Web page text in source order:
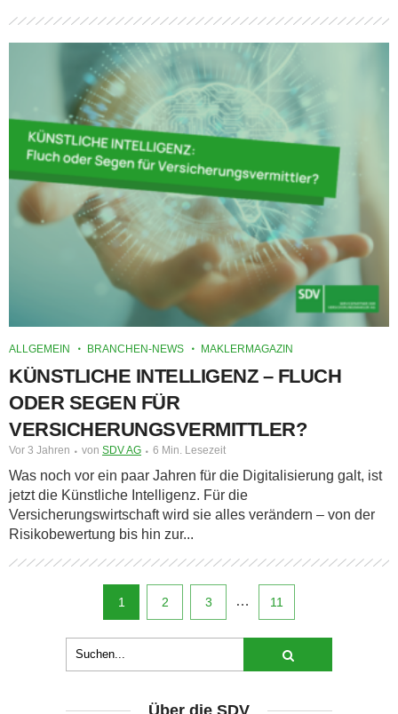
ALLGEMEIN BRANCHEN-NEWS MAKLERMAGAZIN
KÜNSTLICHE INTELLIGENZ – FLUCH
ODER SEGEN FÜR
VERSICHERUNGSVERMITTLER?
Vor 3 Jahren von SDV AG 6 Min. Lesezeit
Was noch vor ein paar Jahren für die Digitalisierung galt, ist
jetzt die Künstliche Intelligenz. Für die
Versicherungswirtschaft wird sie alles verändern – von der
Risikobewertung bis hin zur...
1 2 3 … 11
Über die SDV